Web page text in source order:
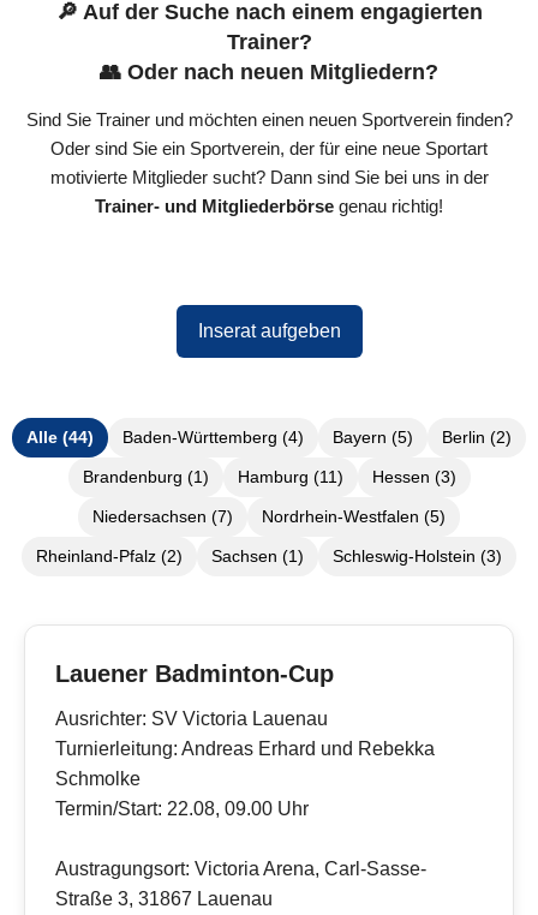
🔎 Auf der Suche nach einem engagierten
Trainer?
👥 Oder nach neuen Mitgliedern?
Sind Sie Trainer und möchten einen neuen Sportverein finden?
Oder sind Sie ein Sportverein, der für eine neue Sportart
motivierte Mitglieder sucht? Dann sind Sie bei uns in der
Trainer- und Mitgliederbörse genau richtig!
Inserat aufgeben
Alle (44) Baden-Württemberg (4) Bayern (5) Berlin (2)
Brandenburg (1) Hamburg (11) Hessen (3)
Niedersachsen (7) Nordrhein-Westfalen (5)
Rheinland-Pfalz (2) Sachsen (1) Schleswig-Holstein (3)
Lauener Badminton-Cup
Ausrichter: SV Victoria Lauenau
Turnierleitung: Andreas Erhard und Rebekka
Schmolke
Termin/Start: 22.08, 09.00 Uhr
Austragungsort: Victoria Arena, Carl-Sasse-
Straße 3, 31867 Lauenau